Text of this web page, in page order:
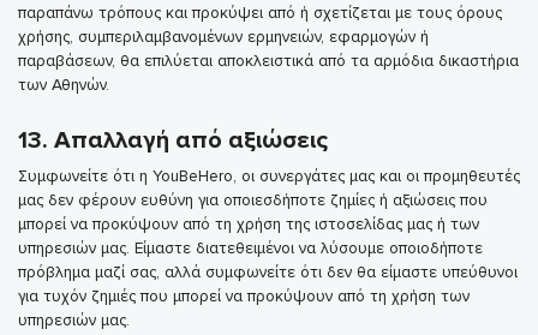
παραπάνω τρόπους και προκύψει από ή σχετίζεται με τους όρους
χρήσης, συμπεριλαμβανομένων ερμηνειών, εφαρμογών ή
παραβάσεων, θα επιλύεται αποκλειστικά από τα αρμόδια δικαστήρια
των Αθηνών.
13. Απαλλαγή από αξιώσεις
Συμφωνείτε ότι η YouBeHero, οι συνεργάτες μας και οι προμηθευτές
μας δεν φέρουν ευθύνη για οποιεσδήποτε ζημίες ή αξιώσεις που
μπορεί να προκύψουν από τη χρήση της ιστοσελίδας μας ή των
υπηρεσιών μας. Είμαστε διατεθειμένοι να λύσουμε οποιοδήποτε
πρόβλημα μαζί σας, αλλά συμφωνείτε ότι δεν θα είμαστε υπεύθυνοι
για τυχόν ζημιές που μπορεί να προκύψουν από τη χρήση των
υπηρεσιών μας.